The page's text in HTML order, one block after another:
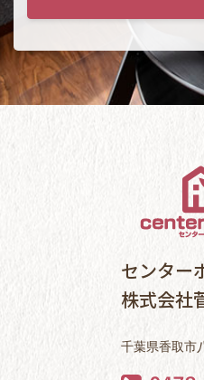
センター
株式会社
千葉県香取市